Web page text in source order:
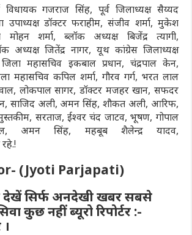
विधायक गजराज सिंह, पूर्व जिलाध्यक्ष सैय्यद
उपाध्यक्ष डॉक्टर फराहीम, संजीव शर्मा, मुकेश
शर्मा, ब्लॉक अध्यक्ष बिजेंद्र त्यागी,
अध्यक्ष जितेंद्र नागर, यूथ कांग्रेस जिलाध्यक्ष
महासचिव इकबाल प्रधान, चंद्रपाल केन,
महासचिव कपिल शर्मा, गौरव गर्ग, भरत लाल
लोकपाल सागर, डॉक्टर मजहर खान, सफदर
साजिद अली, अमन सिंह, शौकत अली, आरिफ,
सरताज, ईश्वर चंद जाटव, भूषण, गोपाल
अमन सिंह, महबूब शैलेन्द्र यादव,
(Jyoti Parjapati)
देखें सिर्फ अनदेखी खबर सबसे
कुछ नहीं ब्यूरो रिपोर्टर :-